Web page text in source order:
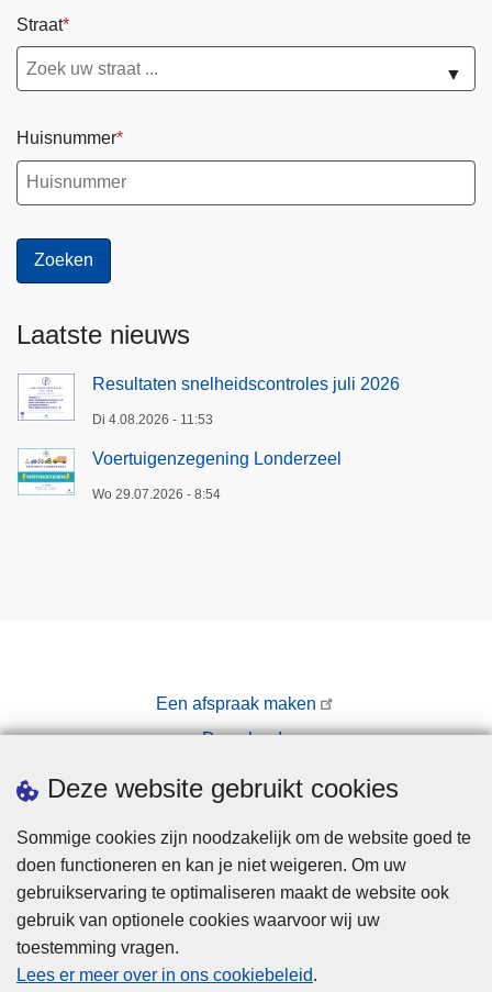
Deze website gebruikt cookies
Sommige cookies zijn noodzakelijk om de website goed te
doen functioneren en kan je niet weigeren. Om uw
gebruikservaring te optimaliseren maakt de website ook
gebruik van optionele cookies waarvoor wij uw
toestemming vragen.
Lees er meer over in ons cookiebeleid.
Straat
▼
Huisnummer
Laatste nieuws
Resultaten snelheidscontroles juli 2026
Di 4.08.2026 - 11:53
Voertuigenzegening Londerzeel
Wo 29.07.2026 - 8:54
Een afspraak maken
Downloads
Privacy